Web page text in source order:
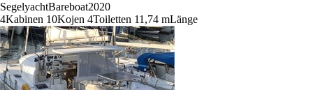
SegelyachtBareboat2020
4Kabinen 10Kojen 4Toiletten 11,74 mLänge